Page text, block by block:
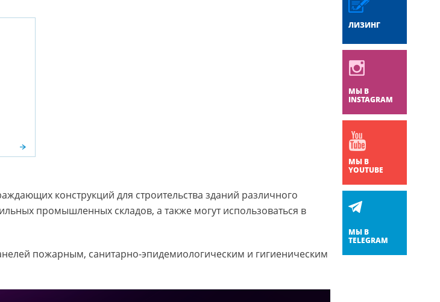
ЛИЗИНГ
МЫ В
INSTAGRAM
МЫ В
YOUTUBE
МЫ В
TELEGRAM
конструкций для строительства зданий различного
промышленных складов, а также могут использоваться в
пожарным, санитарно-эпидемиологическим и гигиеническим